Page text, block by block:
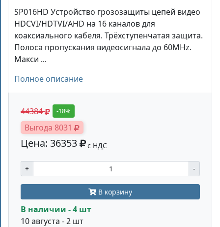
SP016HD Устройство грозозащиты цепей видео
HDCVI/HDTVI/AHD на 16 каналов для
коаксиального кабеля. Трёхступенчатая защита.
Полоса пропускания видеосигнала до 60MHz.
Макси ...
Полное описание
44384 -18%
Выгода 8031
Цена: 36353 с НДС
+ -
В корзину
В наличии - 4 шт
10 августа - 2 шт